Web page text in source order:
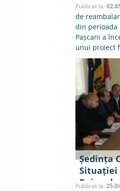
Publicat la:
de
din perioada
Pașcani a
unui proiect
Ședința
Situației
Raionale
Publicat la: